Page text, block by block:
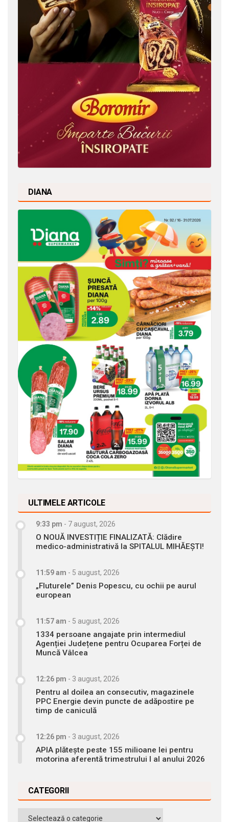
DIANA
ULTIMELE ARTICOLE
9:33 pm - 7 august, 2026
O NOUĂ INVESTIȚIE FINALIZATĂ: Clădire
medico-administrativă la SPITALUL MIHĂEȘTI!
11:59 am - 5 august, 2026
„Fluturele” Denis Popescu, cu ochii pe aurul
european
11:57 am - 5 august, 2026
1334 persoane angajate prin intermediul
Agenției Județene pentru Ocuparea Forței de
Muncă Vâlcea
12:26 pm - 3 august, 2026
Pentru al doilea an consecutiv, magazinele
PPC Energie devin puncte de adăpostire pe
timp de caniculă
12:26 pm - 3 august, 2026
APIA plătește peste 155 milioane lei pentru
motorina aferentă trimestrului I al anului 2026
CATEGORII
Categorii